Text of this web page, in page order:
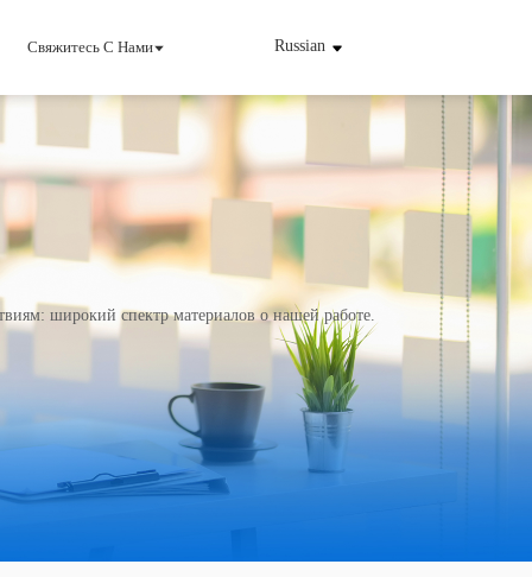
Свяжитесь С Нами Russian
Источник Питания
INJET Сегодня
Блоги
К Нам
широкий спектр материалов о нашей работе.